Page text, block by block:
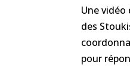
Une
des
pour